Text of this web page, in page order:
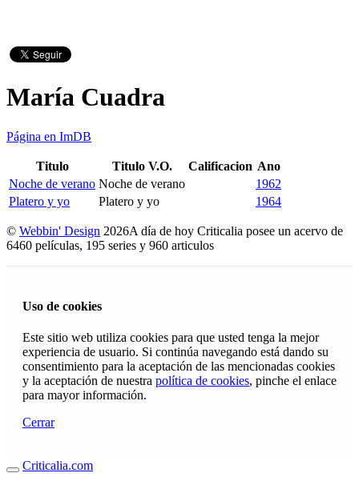
María Cuadra
Página en ImDB
Titulo Titulo V.O. Calificacion Ano
Noche de verano Noche de verano
1962
Platero y yo
Platero y yo 1964
© Webbin' Design 2026A día de hoy Criticalia posee un acervo de
6460 películas, 195 series y 960 articulos
Uso de cookies
Este sitio web utiliza cookies para que usted tenga la mejor
experiencia de usuario. Si continúa navegando está dando su
consentimiento para la aceptación de las mencionadas cookies
y la aceptación de nuestra política de cookies, pinche el enlace
para mayor información.
Cerrar
Criticalia.com